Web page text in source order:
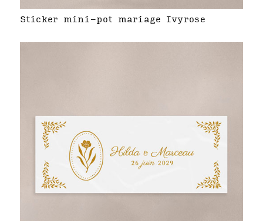
Sticker mini-pot mariage Ivyrose